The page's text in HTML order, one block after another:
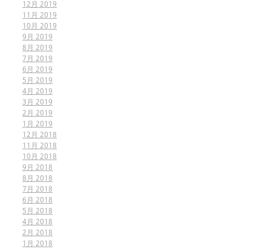
12月 2019
11月 2019
10月 2019
9月 2019
8月 2019
7月 2019
6月 2019
5月 2019
4月 2019
3月 2019
2月 2019
1月 2019
12月 2018
11月 2018
10月 2018
9月 2018
8月 2018
7月 2018
6月 2018
5月 2018
4月 2018
2月 2018
1月 2018